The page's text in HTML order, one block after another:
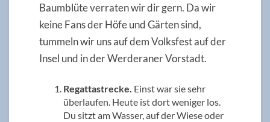
Baumblüte verraten wir dir gern. Da wir
keine Fans der Höfe und Gärten sind,
tummeln wir uns auf dem Volksfest auf der
Insel und in der Werderaner Vorstadt.
Regattastrecke. Einst war sie sehr
überlaufen. Heute ist dort weniger los.
Du sitzt am Wasser, auf der Wiese oder